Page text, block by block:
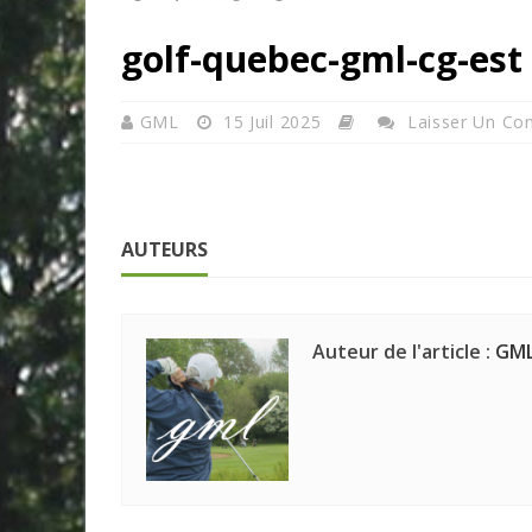
golf-quebec-gml-cg-est
GML 15 Juil 2025 Laisser Un
AUTEURS
Auteur de l'article :